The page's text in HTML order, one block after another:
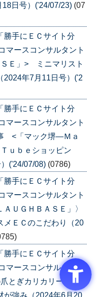
日号）('24/07/23) (07
勝手にＥＣサイト分
ースコンサルタント
Ｅ」> ミニマリスト
2024年7月11日号）('2
勝手にＥＣサイト分
ースコンサルタント
<「マック堺―Ｍａ
ｕｂｅショッピン
('24/07/08) (0786)
勝手にＥＣサイト分
ースコンサルタント
ＵＧＨＢＡＳＥ」〉
メＥＣのこだわり（20
勝手にＥＣサイト分
ースコンサルタント
ぎカリカリーナ」>
強み（2024年6月20